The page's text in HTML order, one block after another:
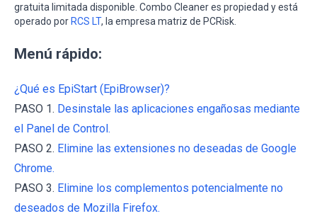
gratuita limitada disponible. Combo Cleaner es propiedad y está
operado por RCS LT, la empresa matriz de PCRisk.
Menú rápido:
¿Qué es EpiStart (EpiBrowser)?
PASO 1. Desinstale las aplicaciones engañosas mediante
el Panel de Control.
PASO 2. Elimine las extensiones no deseadas de Google
Chrome.
PASO 3. Elimine los complementos potencialmente no
deseados de Mozilla Firefox.